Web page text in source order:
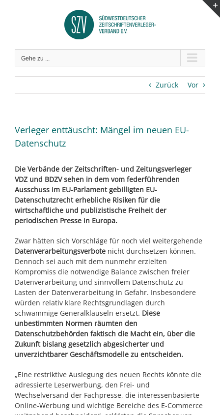
Gehe zu ...
Zurück Vor
Verleger enttäuscht: Mängel im neuen EU-
Datenschutz
Die Verbände der Zeitschriften- und Zeitungsverleger
VDZ und BDZV sehen in dem vom federführenden
Ausschuss im EU-Parlament gebilligten EU-
Datenschutzrecht erhebliche Risiken für die
wirtschaftliche und publizistische Freiheit der
periodischen Presse in Europa.
Zwar hätten sich Vorschläge für noch viel weitergehende
Datenverarbeitungsverbote nicht durchsetzen können.
Dennoch sei auch mit dem nunmehr erzielten
Kompromiss die notwendige Balance zwischen freier
Datenverarbeitung und sinnvollem Datenschutz zu
Lasten der Datenverarbeitung in Gefahr. Insbesondere
würden relativ klare Rechtsgrundlagen durch
schwammige Generalklauseln ersetzt. Diese
unbestimmten Normen räumten den
Datenschutzbehörden faktisch die Macht ein, über die
Zukunft bislang gesetzlich abgesicherter und
unverzichtbarer Geschäftsmodelle zu entscheiden.
„Eine restriktive Auslegung des neuen Rechts könnte die
adressierte Leserwerbung, den Frei- und
Wechselversand der Fachpresse, die interessenbasierte
Online-Werbung und wichtige Bereiche des E-Commerce